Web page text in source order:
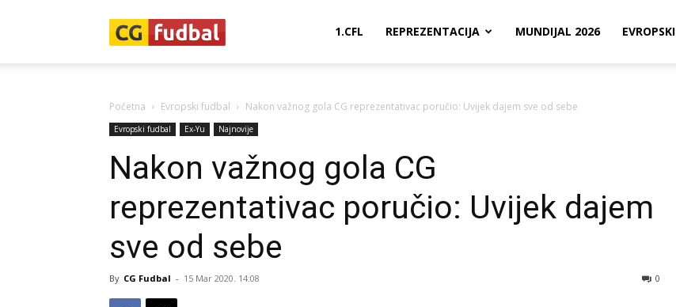
1.CFL REPREZENTACIJA MUNDIJAL 2026 EVROPSKI
Početna Evropski fudbal Nakon važnog gola CG reprezentativac poručio: Uvijek dajem sve od sebe
Evropski fudbal Ex-Yu Najnovije
Nakon važnog gola CG
reprezentativac poručio: Uvijek dajem
sve od sebe
By CG Fudbal - 15 Mar 2020. 14:08 0